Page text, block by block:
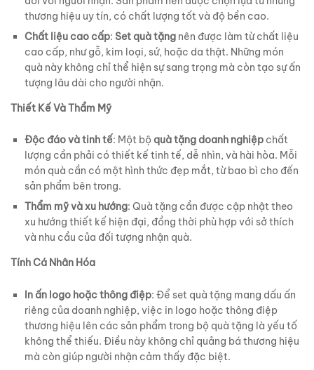
thương hiệu uy tín, có chất lượng tốt và độ bền cao.
Chất liệu cao cấp: Set quà tặng nên được làm từ chất liệu
cao cấp, như gỗ, kim loại, sứ, hoặc da thật. Những món
quà này không chỉ thể hiện sự sang trọng mà còn tạo sự ấn
tượng lâu dài cho người nhận.
Thiết Kế Và Thẩm Mỹ
Độc đáo và tinh tế: Một bộ quà tặng doanh nghiệp chất
lượng cần phải có thiết kế tinh tế, dễ nhìn, và hài hòa. Mỗi
món quà cần có một hình thức đẹp mắt, từ bao bì cho đến
sản phẩm bên trong.
Thẩm mỹ và xu hướng: Quà tặng cần được cập nhật theo
xu hướng thiết kế hiện đại, đồng thời phù hợp với sở thích
và nhu cầu của đối tượng nhận quà.
Tính Cá Nhân Hóa
In ấn logo hoặc thông điệp: Để set quà tặng mang dấu ấn
riêng của doanh nghiệp, việc in logo hoặc thông điệp
thương hiệu lên các sản phẩm trong bộ quà tặng là yếu tố
không thể thiếu. Điều này không chỉ quảng bá thương hiệu
mà còn giúp người nhận cảm thấy đặc biệt.